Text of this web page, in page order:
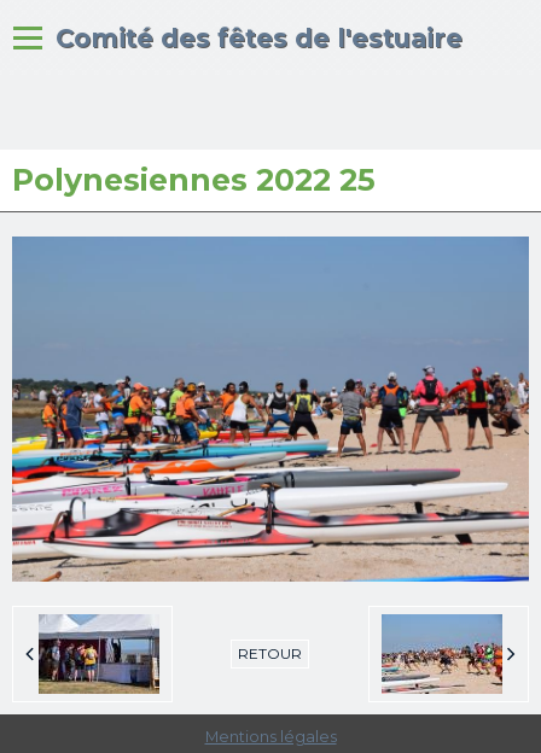
Comité des fêtes de l'estuaire
Accueil
Polynesiennes 2022 25
RETOUR
Mentions légales